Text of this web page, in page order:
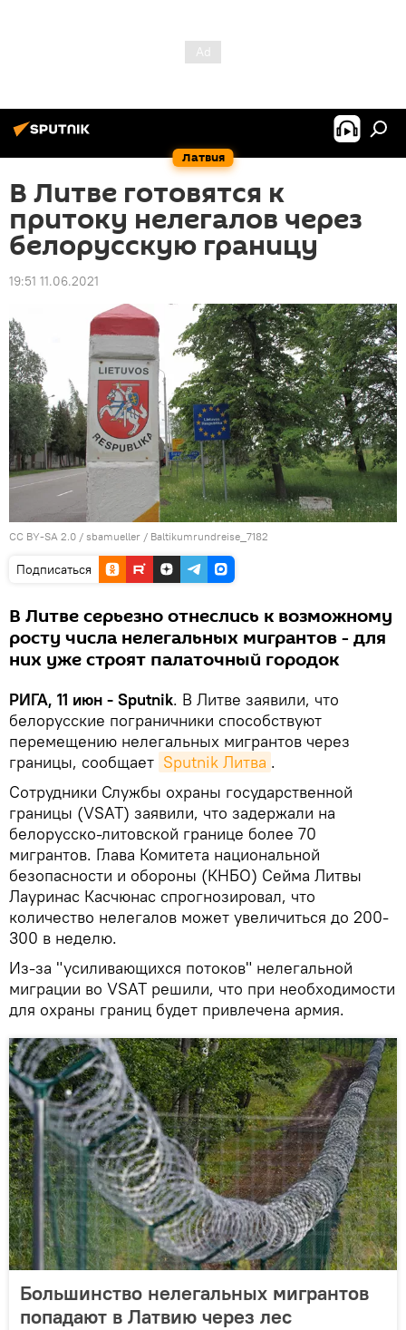
Латвия
В Литве готовятся к
притоку нелегалов через
белорусскую границу
19:51 11.06.2021
CC BY-SA 2.0 / sbamueller / Baltikumrundreise_7182
Подписаться
В Литве серьезно отнеслись к возможному
росту числа нелегальных мигрантов - для
них уже строят палаточный городок
РИГА, 11 июн - Sputnik. В Литве заявили, что
белорусские пограничники способствуют
перемещению нелегальных мигрантов через
границы, сообщает Sputnik Литва .
Сотрудники Службы охраны государственной
границы (VSAT) заявили, что задержали на
белорусско-литовской границе более 70
мигрантов. Глава Комитета национальной
безопасности и обороны (КНБО) Сейма Литвы
Лауринас Касчюнас спрогнозировал, что
количество нелегалов может увеличиться до 200-
300 в неделю.
Из-за "усиливающихся потоков" нелегальной
миграции во VSAT решили, что при необходимости
для охраны границ будет привлечена армия.
Большинство нелегальных мигрантов
попадают в Латвию через лес